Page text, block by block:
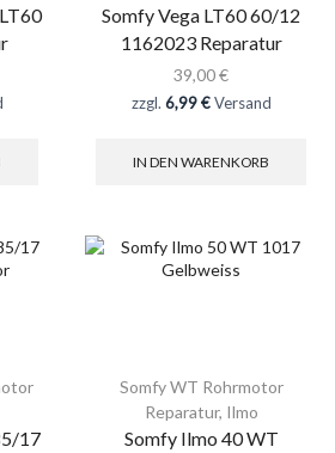
Somfy Vega LT60 60/12
1162023 Reparatur
39,00€
zzgl. 6,99 €Versand
IN DEN WARENKORB
17
Somfy WT Rohrmotor
Reparatur, Ilmo
Somfy Ilmo 40 WT